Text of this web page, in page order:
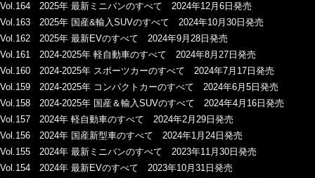
Vol.164 2025年 最新ミニバンのすべて 2024年12月6日発売
Vol.163 2025年 国産&輸入SUVのすべて 2024年10月30日発売
Vol.162 2025年 最新EVのすべて 2024年9月28日発売
Vol.161 2024-2025年 軽自動車のすべて 2024年8月27日発売
Vol.160 2024-2025年 スポーツカーのすべて 2024年7月17日発売
Vol.159 2024-2025年 コンパクトカーのすべて 2024年6月5日発売
Vol.158 2024-2025年 国産＆輸入SUVのすべて 2024年4月16日発売
Vol.157 2024年 軽自動車のすべて 2024年2月29日発売
Vol.156 2024年 国産新型車のすべて 2024年1月24日発売
Vol.155 2024年 最新ミニバンのすべて 2023年11月30日発売
Vol.154 2024年 最新EVのすべて 2023年10月31日発売